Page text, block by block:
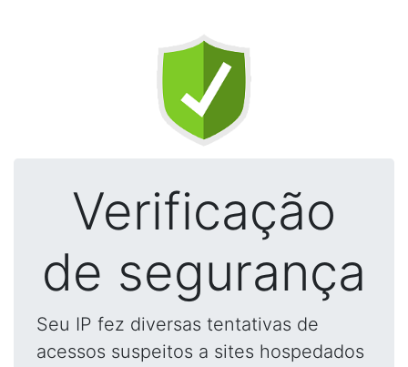
Verificação
de segurança
Seu IP fez diversas tentativas de
acessos suspeitos a sites hospedados